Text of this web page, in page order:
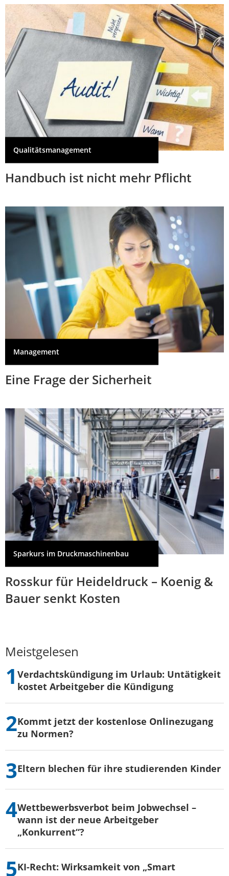
Qualitätsmanagement
Handbuch ist nicht mehr Pflicht
Management
Eine Frage der Sicherheit
Sparkurs im Druckmaschinenbau
Rosskur für Heideldruck – Koenig &
Bauer senkt Kosten
Meistgelesen
Verdachtskündigung im Urlaub: Untätigkeit
kostet Arbeitgeber die Kündigung
Kommt jetzt der kostenlose Onlinezugang
zu Normen?
Eltern blechen für ihre studierenden Kinder
Wettbewerbsverbot beim Jobwechsel –
wann ist der neue Arbeitgeber
„Konkurrent“?
KI-Recht: Wirksamkeit von „Smart